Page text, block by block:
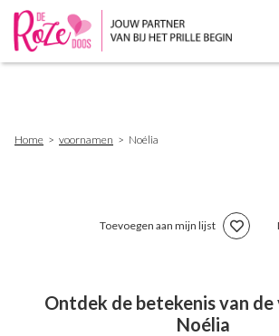
Home voornamen Noélia
Toevoegen aan mijn lijst
Ontdek de betekenis van
Noélia